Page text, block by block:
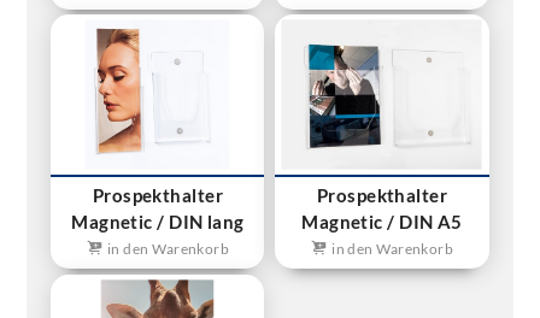
Prospekthalter
Magnetic / DIN lang
in den Warenkorb
Prospekthalter
Magnetic / DIN A5
in den Warenkorb